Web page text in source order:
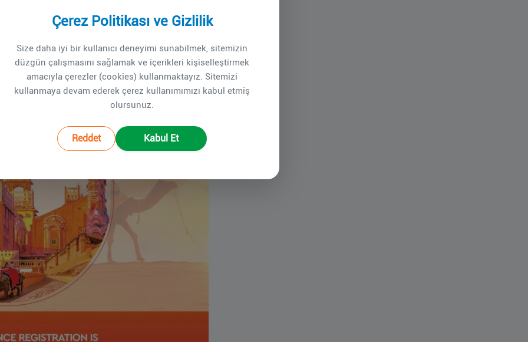
Çerez Politikası ve Gizlilik
Size daha iyi bir kullanıcı deneyimi sunabilmek, sitemizin
düzgün çalışmasını sağlamak ve içerikleri kişiselleştirmek
amacıyla çerezler (cookies) kullanmaktayız. Sitemizi
kullanmaya devam ederek çerez kullanımımızı kabul etmiş
olursunuz.
Reddet Kabul Et